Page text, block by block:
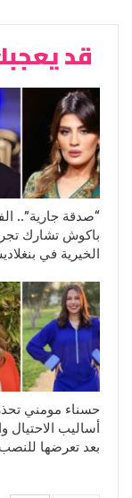
قد
“صدقة جارية”..
باكوش تشارك
الخيرية في
حسناء مومني
أساليب الاحتيال
بعد تعرضها للنصب